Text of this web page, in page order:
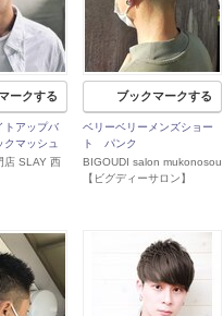
ークする
トアップバ
クマッシュ
店 SLAY 西
ブックマークする
ベリーベリーメンズショー
ト パンク
BIGOUDI salon mukonosou
【ビグディーサロン】